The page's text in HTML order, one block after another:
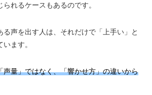
れるケースもあるのです。
る声を出す人は、それだけで「上手い」と
ます。
声量」ではなく、「響かせ方」の違いから